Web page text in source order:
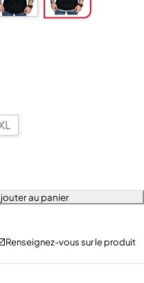
au panier
Renseignez-vous sur le produit